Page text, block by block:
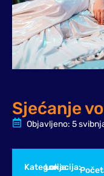
Sjećanje
Objavljeno: 5
Kategorija:
Lokacija: